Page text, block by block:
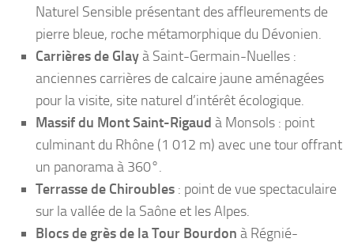
Naturel Sensible présentant des affleurements de
pierre bleue, roche métamorphique du Dévonien.
Carrières de Glayà Saint-Germain-Nuelles :
anciennes carrières de calcaire jaune aménagées
pour la visite, site naturel d’intérêt écologique.
Massif du Mont Saint-Rigaud à Monsols : point
culminant du Rhône (1 012 m) avec une tour offrant
un panorama à 360°.
Terrasse de Chiroubles : point de vue spectaculaire
sur la vallée de la Saône et les Alpes.
Blocs de grès de la Tour Bourdon à Régnié-